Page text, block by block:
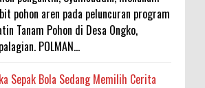
pohon aren pada peluncuran program
Tanam Pohon di Desa Ongko,
POLMAN...
Sepak Bola Sedang Memilih Cerita